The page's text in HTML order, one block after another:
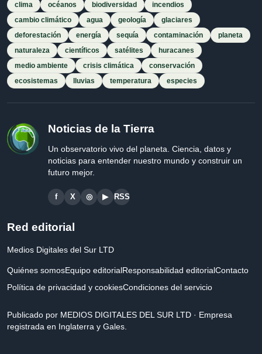
clima océanos biodiversidad
incendios
cambio climático
agua geología
glaciares
deforestación
energía sequía contaminación
planeta
naturaleza
científicos satélites
huracanes
medio ambiente
crisis climática
conservación
ecosistemas
lluvias temperatura especies
Noticias de la Tierra
Un observatorio vivo del planeta. Ciencia, datos y
noticias para entender nuestro mundo y construir un
futuro mejor.
f X ◎ ▶ RSS
Red editorial
Medios Digitales del Sur LTD
Quiénes somosEquipo editorialResponsabilidad editorialContacto
Política de privacidad y cookiesCondiciones del servicio
Publicado por MEDIOS DIGITALES DEL SUR LTD · Empresa
registrada en Inglaterra y Gales.